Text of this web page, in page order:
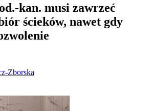
kan. musi zawrzeć
ścieków, nawet gdy
Zborska